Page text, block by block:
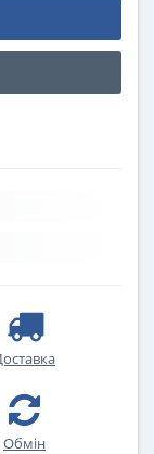
Oбмін